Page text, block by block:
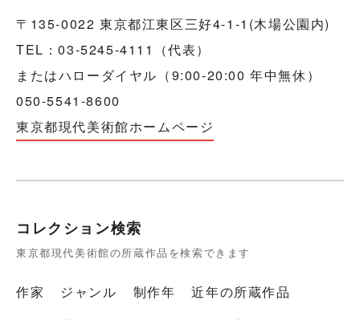
〒135-0022 東京都江東区三好4-1-1(木場公園内)
TEL：03-5245-4111（代表）
またはハローダイヤル（9:00-20:00 年中無休）
050-5541-8600
東京都現代美術館ホームページ
コレクション検索
東京都現代美術館の所蔵作品を検索できます
作家 ジャンル 制作年
近年の所蔵作品